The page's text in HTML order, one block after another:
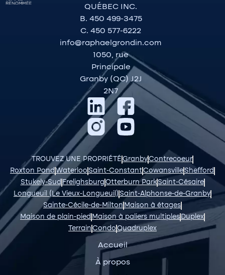
QUÉBEC INC.
B. 450 499-3475
C. 450 577-6222
info@raphaelgrondin.com
1050, rue
Principale
Granby (QC) J2J
2N7
TROUVEZ UNE PROPRIÉTÉ GranbyContrecoeur
Roxton PondWaterloo Saint-ConstantCowansvilleShefford
Stukely-Sud Frelighsburg Otterburn ParkSaint-Césaire
Longueuil (Le Vieux-Longueuil) Saint-Alphonse-de-Granby
Sainte-Cécile-de-Milton Maison à étages
Maison de plain-pied Maison à paliers multiplesDuplex
Terrain CondoQuadruplex
Accueil
À propos